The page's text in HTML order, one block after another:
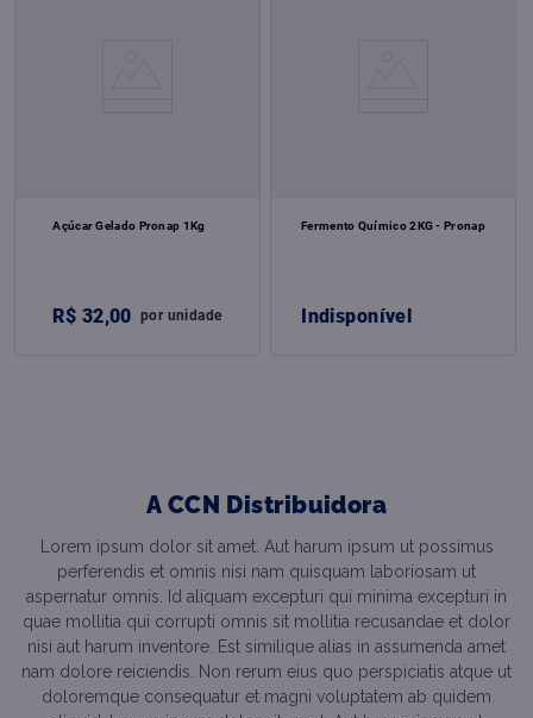
Açúcar Gelado Pronap 1Kg
R$ 32,00 por unidade
Fermento Químico 2KG - Pronap
Indisponível
A CCN Distribuidora
Lorem ipsum dolor sit amet. Aut harum ipsum ut possimus
perferendis et omnis nisi nam quisquam laboriosam ut
aspernatur omnis. Id aliquam excepturi qui minima excepturi in
quae mollitia qui corrupti omnis sit mollitia recusandae et dolor
nisi aut harum inventore. Est similique alias in assumenda amet
nam dolore reiciendis. Non rerum eius quo perspiciatis atque ut
doloremque consequatur et magni voluptatem ab quidem